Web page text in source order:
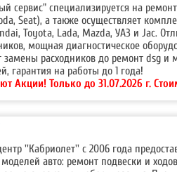
сервис" специализируется на
Seat), а также осуществляет
Toyota, Lada, Mazda, УАЗ и Jac.
мощная диагностическое
замены расходников до ремонт dsg
гарантия на работы до 1 года!
Акции!Только до 31.07.2026 г.
''Кабриолет'' с 2006 года
авто: ремонт подвески и